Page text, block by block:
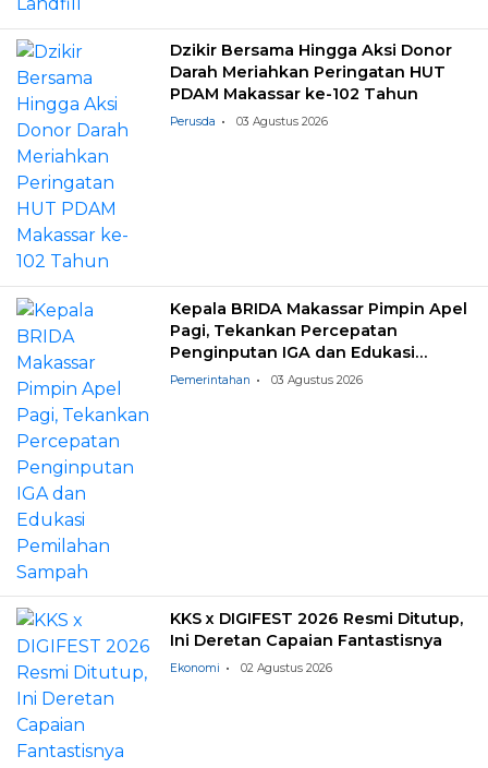
Dzikir Bersama Hingga Aksi Donor
Darah Meriahkan Peringatan HUT
PDAM Makassar ke-102 Tahun
Perusda 03 Agustus 2026
Kepala BRIDA Makassar Pimpin Apel
Pagi, Tekankan Percepatan
Penginputan IGA dan Edukasi
Pemilahan Sampah
Pemerintahan 03 Agustus 2026
KKS x DIGIFEST 2026 Resmi Ditutup,
Ini Deretan Capaian Fantastisnya
Ekonomi 02 Agustus 2026